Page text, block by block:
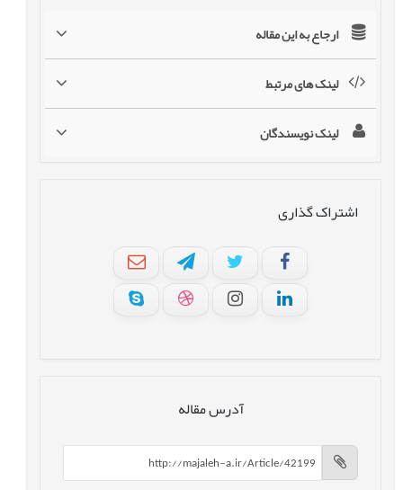
ارجاع به این مقاله
لینک های مرتبط
لینک نویسندگان
اشتراک گذاری
آدرس مقاله